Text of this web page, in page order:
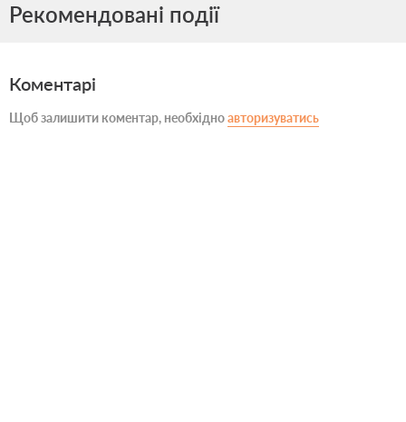
Рекомендовані події
Коментарі
Щоб залишити коментар, необхідноавторизуватись